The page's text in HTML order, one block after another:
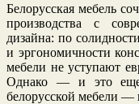
Белорусская мебель
производства с
дизайна: по
и эргономичности
мебели не уступают
Однако — и это еще
белорусской мебели —